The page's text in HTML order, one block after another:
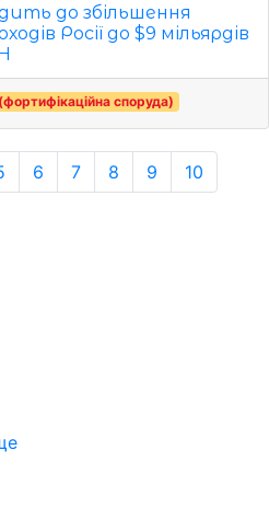
до збільшення
Росії до $9 мільярдів
споруда)
6 7 8 9 10